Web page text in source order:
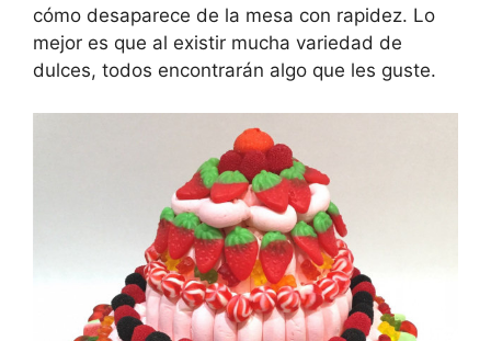
cómo desaparece de la mesa con rapidez. Lo
mejor es que al existir mucha variedad de
dulces, todos encontrarán algo que les guste.